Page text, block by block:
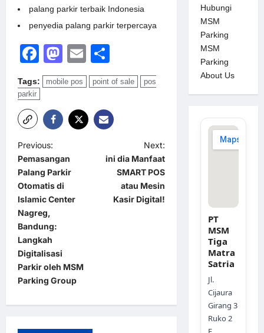
palang parkir terbaik Indonesia
penyedia palang parkir terpercaya
Facebook
Mastodon
Email
Tags: mobile pos point of sale
pos
parkir
P
o
s
t
n
a
v
i
t
Previous:
Pemasangan
Palang Parkir
Otomatis di
Islamic Center
Nagreg,
Bandung:
Langkah
Digitalisasi
Parkir oleh MSM
Parking Group
Next:
ini dia Manfaat
SMART POS
atau Mesin
Kasir Digital!
Hubungi
MSM
Parking
MSM
Parking
About Us
PT
MSM
Tiga
Matra
Satria
Jl.
Cijaura
Girang 3
Ruko 2